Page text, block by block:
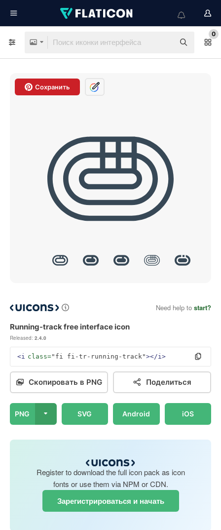
0
Сохранить
Need help to start?
Running-track free interface icon
Released: 2.4.0
<i class="fi fi-tr-running-track"></i>
Скопировать в PNG Поделиться
PNG SVG Android iOS
Register to download the full icon pack as icon
fonts or use them via NPM or CDN.
Зарегистрироваться и начать